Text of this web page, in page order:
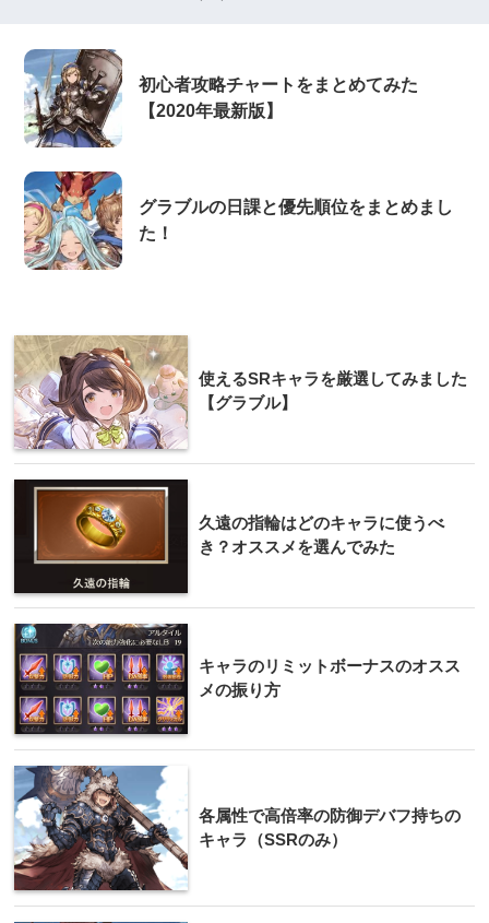
初心者攻略チャートをまとめてみた
【2020年最新版】
グラブルの日課と優先順位をまとめまし
た！
使えるSRキャラを厳選してみました
【グラブル】
久遠の指輪はどのキャラに使うべ
き？オススメを選んでみた
キャラのリミットボーナスのオスス
メの振り方
各属性で高倍率の防御デバフ持ちの
キャラ（SSRのみ）